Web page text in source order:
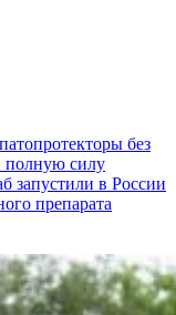
без
полную силу
запустили в России
препарата